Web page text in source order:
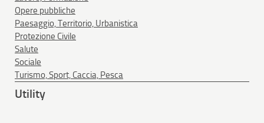
Opere pubbliche
Paesaggio, Territorio, Urbanistica
Protezione Civile
Salute
Sociale
Turismo, Sport, Caccia, Pesca
Utility